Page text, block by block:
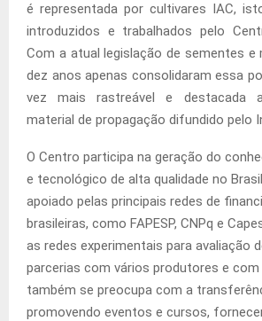
é representada por cultivares IAC,
introduzidos e trabalhados pelo
Com a atual legislação de sementes e
dez anos apenas consolidaram essa
vez mais rastreável e destacada
material de propagação difundido pelo
O Centro participa na geração do
e tecnológico de alta qualidade no
apoiado pelas principais redes de
brasileiras, como FAPESP, CNPq e
as redes experimentais para avaliação
parcerias com vários produtores e com
também se preocupa com a
promovendo eventos e cursos,